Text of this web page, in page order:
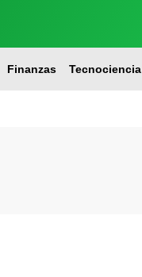
Finanzas Tecnociencia